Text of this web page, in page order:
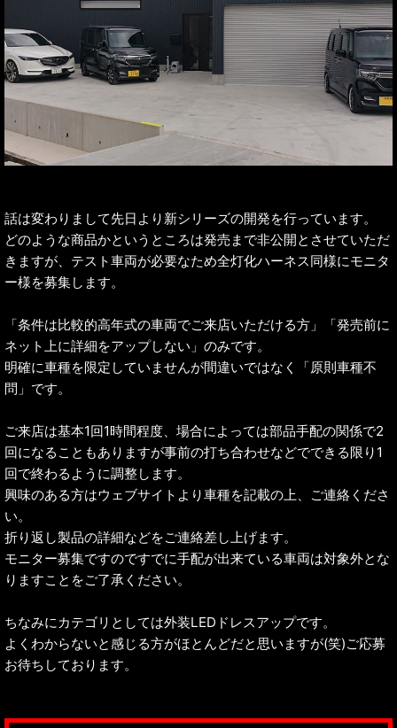
話は変わりまして先日より新シリーズの開発を行っています。
どのような商品かというところは発売まで非公開とさせていただ
きますが、テスト車両が必要なため全灯化ハーネス同様にモニタ
ー様を募集します。
「条件は比較的高年式の車両でご来店いただける方」「発売前に
ネット上に詳細をアップしない」のみです。
明確に車種を限定していませんが間違いではなく「原則車種不
問」です。
ご来店は基本1回1時間程度、場合によっては部品手配の関係で2
回になることもありますが事前の打ち合わせなどでできる限り1
回で終わるように調整します。
興味のある方はウェブサイトより車種を記載の上、ご連絡くださ
い。
折り返し製品の詳細などをご連絡差し上げます。
モニター募集ですのですでに手配が出来ている車両は対象外とな
りますことをご了承ください。
ちなみにカテゴリとしては外装LEDドレスアップです。
よくわからないと感じる方がほとんどだと思いますが(笑)ご応募
お待ちしております。